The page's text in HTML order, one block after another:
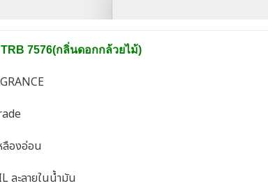
7576(กลิ่นดอกกล้วยไม้)
ลืองอ่อน
ละลายในน้ำมัน